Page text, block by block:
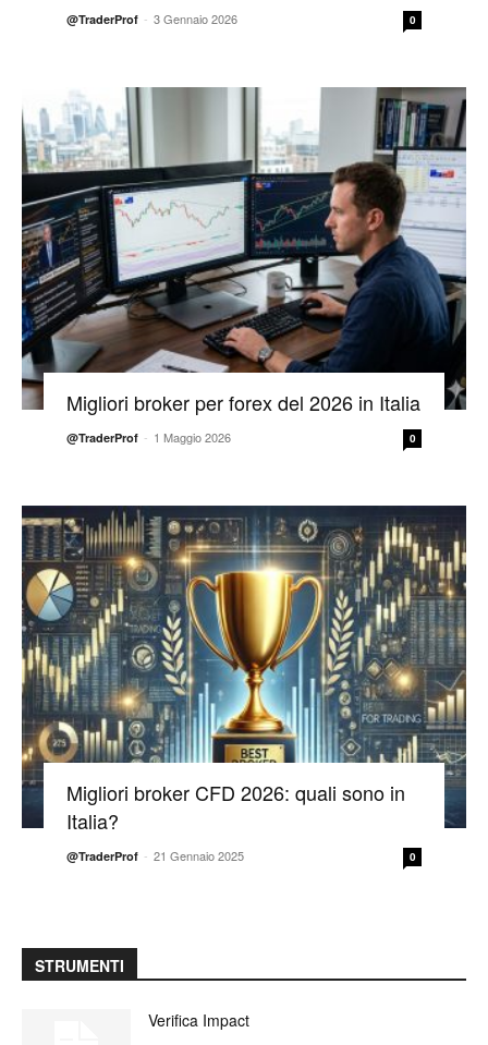
@TraderProf - 3 Gennaio 2026 0
Migliori broker per forex del 2026 in Italia
@TraderProf - 1 Maggio 2026 0
Migliori broker CFD 2026: quali sono in
Italia?
@TraderProf - 21 Gennaio 2025 0
STRUMENTI
Verifica Impact